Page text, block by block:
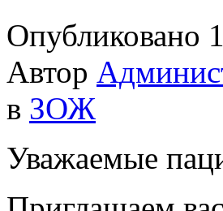
Опубликовано
Автор
в ЗОЖ
Уважаемые